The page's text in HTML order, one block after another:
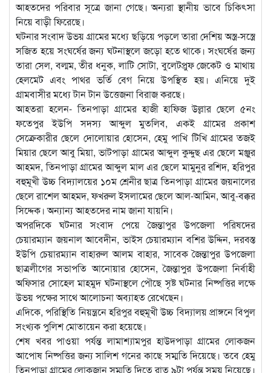
আহতদের পরিবার সূত্রে জানা গেছে। অন্যরা স্থানীয় ভাবে চিকিৎসা
নিয়ে বাড়ী ফিরেছে।
ঘটনার সংবাদ উভয় গ্রামের মধ্যে ছড়িয়ে পড়লে তারা দেশিয় অস্ত্র-সস্ত্রে
সজিত হয়ে সংঘর্ষের জন্য ঘটনাস্থলে জড়ো হতে থাকে। সংঘর্ষের জন্য
তারা সেল, বল্মম, তীর ধনুক, লাটি সোটা, বুলেটপ্রুফ জেকেট ও মাথায়
হেলমেট এবং পাথর ভর্তি বেগ নিয়ে উপস্থিত হয়। এনিয়ে দুই
গ্রামবাসীর মধ্যে টান টান উত্তেজনা বিরাজ করছে।
আহতরা হলেন- তিনপাড়া গ্রামের হাজী হাফিজ উল্লার ছেলে ৫নং
ফতেপুর ইউপি সদস্য আব্দুল মুতলিব, একই গ্রামের প্রকাশ
সেক্রেকারীর ছেলে দোলোয়ার হোসেন, হেমু পাখি টিখি গ্রামের তজই
মিয়ার ছেলে আবু মিয়া, ভাটপাড়া গ্রামের আব্দুল কুদ্দুছ এর ছেলে মঞ্জুর
আহমদ, তিনপাড়া গ্রামের আব্দুল মাল এর ছেলে মামুনুর রশিদ, হরিপুর
বহুমূখী উচ্চ বিদ্যালয়ের ১০ম শ্রেনীর ছাত্র তিনপাড়া গ্রামের জয়নালের
ছেলে রাশেল আহমদ, ফখরুল ইসলামের ছেলে আল-আমিন, আবু-বক্কর
সিদ্দেক। অন্যান্য আহতদের নাম জানা যায়নি।
অপরদিকে ঘটনার সংবাদ পেয়ে জৈন্তাপুর উপজেলা পরিষদের
চেয়ারম্যান জয়নাল আবেদীন, ভাইস চেয়ারম্যান বশির উদ্দিন, দরবস্ত
ইউপি চেয়ারম্যান বাহারুল আলম বাহার, সাবেক জৈন্তাপুর উপজেলা
ছাত্রলীগের সভাপতি আনোয়ার হোসেন, জৈন্তাপুর উপজেলা নির্বাহী
অফিসার সোহেল মাহমুদ ঘটনাস্থলে পৌছে সৃষ্ট ঘটনার নিষ্পত্তির লক্ষে
উভয় পক্ষের সাথে আলোচনা অব্যাহত রেখেছেন।
এদিকে, পরিস্থিতি নিয়ন্ত্রনে হরিপুর বহুমূখী উচ্চ বিদ্যালয় প্রাঙ্গনে বিপুল
সংখ্যক পুলিশ মোতায়েন করা হয়েছে।
শেষ খবর পাওয়া পর্যন্ত লামাশ্যামপুর হাউদপাড়া গ্রামের লোকজন
আপোষ নিষ্পত্তির জন্য সালিশ গনের কাছে সম্মতি দিয়েছে। তবে হেমু
তিনপাড়া গ্রামের লোকজান সম্মতি দিতে রাত ৯টা পর্যন্ত সময় নিয়েছে।